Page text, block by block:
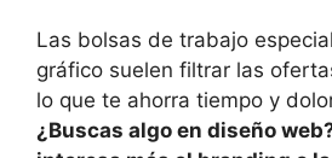
Las bolsas de trabajo
gráfico suelen filtrar las
lo que te ahorra tiempo y
¿Buscas algo en diseño